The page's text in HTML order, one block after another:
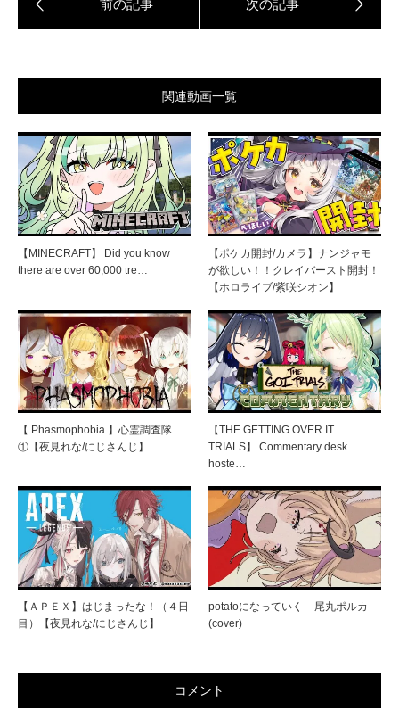
関連動画一覧
【MINECRAFT】 Did you know
there are over 60,000 tre…
【ポケカ開封/カメラ】ナンジャモ
が欲しい！！クレイバースト開封！
【ホロライブ/紫咲シオン】
【 Phasmophobia 】心霊調査隊
①【夜見れな/にじさんじ】
【THE GETTING OVER IT
TRIALS】 Commentary desk
hoste…
【ＡＰＥＸ】はじまったな！（４日
目）【夜見れな/にじさんじ】
potatoになっていく – 尾丸ポルカ
(cover)
コメント